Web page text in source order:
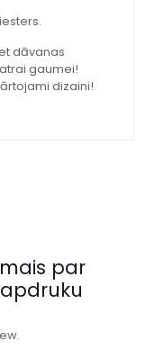
dāvanas
gaumei!
dizaini!
par
apdruku